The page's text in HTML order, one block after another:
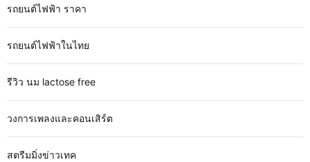
รถยนต์ไฟฟ้า ราคา
รถยนต์ไฟฟ้าในไทย
รีวิว นม lactose free
วงการเพลงและคอนเสิร์ต
สตรีมมิ่งข่าวเทค